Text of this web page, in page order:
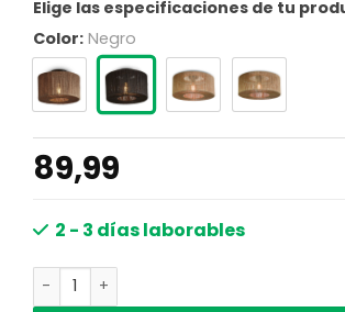
Elige las especificaciones de tu
Color: Negro
89,99
2 - 3 días laborables
Plafón bohemio de ratán negro